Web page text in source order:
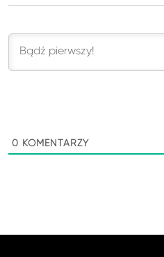
0 KOMENTARZY